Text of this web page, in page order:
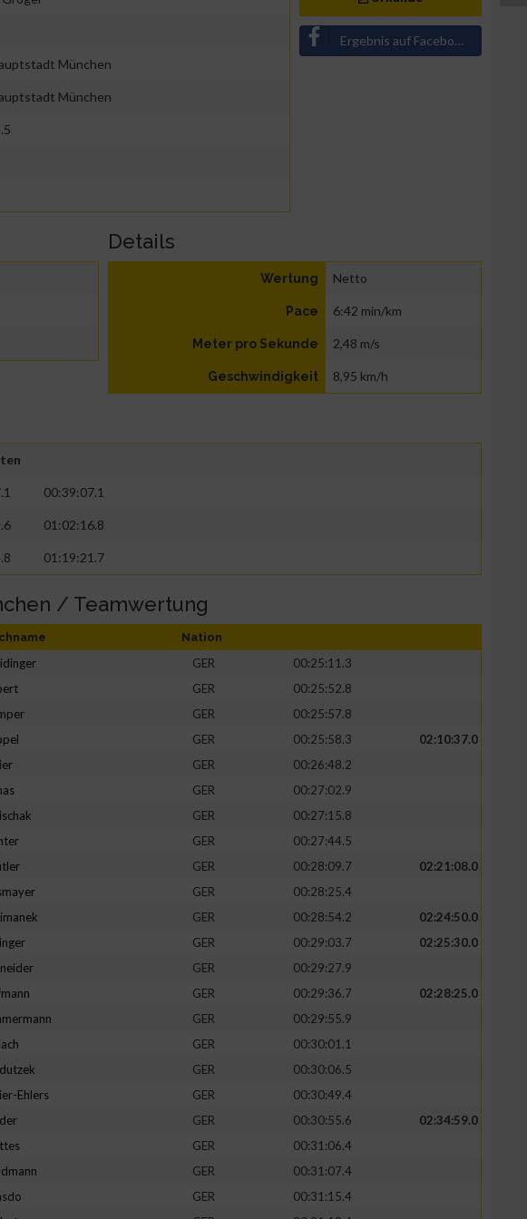
München
München
Ergebnis auf Facebook teilen
Details
Wertung Netto
Pace 6:42 min/km
Meter pro Sekunde 2,48 m/s
Geschwindigkeit 8,95 km/h
00:39:07.1
01:02:16.8
01:19:21.7
/ Teamwertung
Nation
GER
00:25:11.3
GER
00:25:52.8
GER
00:25:57.8
GER 00:25:58.3
02:10:37.0
GER
00:26:48.2
GER
00:27:02.9
GER
00:27:15.8
GER
00:27:44.5
GER 00:28:09.7
02:21:08.0
GER
00:28:25.4
GER 00:28:54.2
02:24:50.0
GER 00:29:03.7
02:25:30.0
GER
00:29:27.9
GER 00:29:36.7
02:28:25.0
GER
00:29:55.9
GER
00:30:01.1
GER
00:30:06.5
Ehlers GER
00:30:49.4
GER 00:30:55.6
02:34:59.0
GER
00:31:06.4
GER
00:31:07.4
GER
00:31:15.4